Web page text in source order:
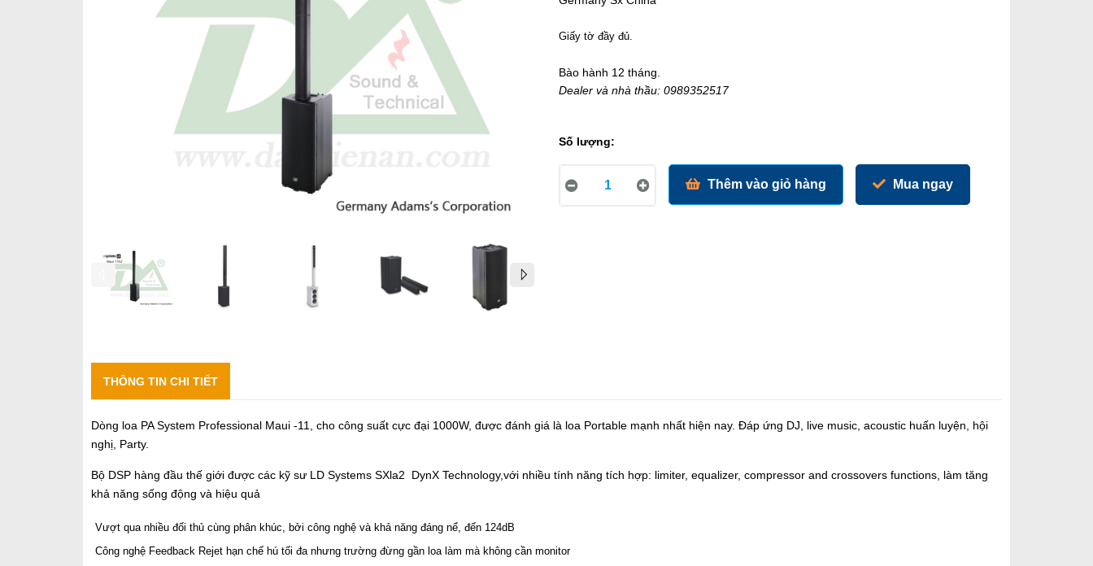
Giấy tờ đầy đủ.
Bào hành 12 tháng.
Dealer và nhà thầu: 0989352517
Số lượng:
Thêm vào giỏ hàng Mua ngay
THÔNG TIN CHI TIẾT
Dòng loa PA System Professional Maui -11, cho công suất cực đại 1000W, được đánh giá là loa Portable mạnh nhất hiện nay. Đáp ứng DJ, live music, acoustic huấn luyện, hội
nghị, Party.
Bộ DSP hàng đầu thế giới được các kỹ sư LD Systems SXla2 DynX Technology,với nhiều tính năng tích hợp: limiter, equalizer, compressor and crossovers functions, làm tăng
khả năng sống động và hiệu quả
Vượt qua nhiều đối thủ cùng phân khúc, bởi công nghệ và khả năng đáng nể, đến 124dB
Công nghệ Feedback Rejet hạn chế hú tối đa nhưng trường đừng gần loa làm mà không cần monitor